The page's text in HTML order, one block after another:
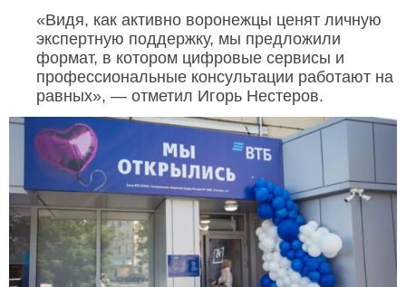
«Видя, как активно воронежцы ценят личную
экспертную поддержку, мы предложили
формат, в котором цифровые сервисы и
профессиональные консультации работают на
равных», — отметил Игорь Нестеров.